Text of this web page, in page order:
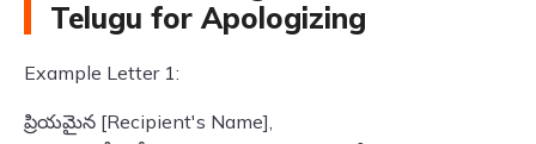
Telugu for Apologizing
Example Letter 1:
ప్రియమైన [Recipient's Name],